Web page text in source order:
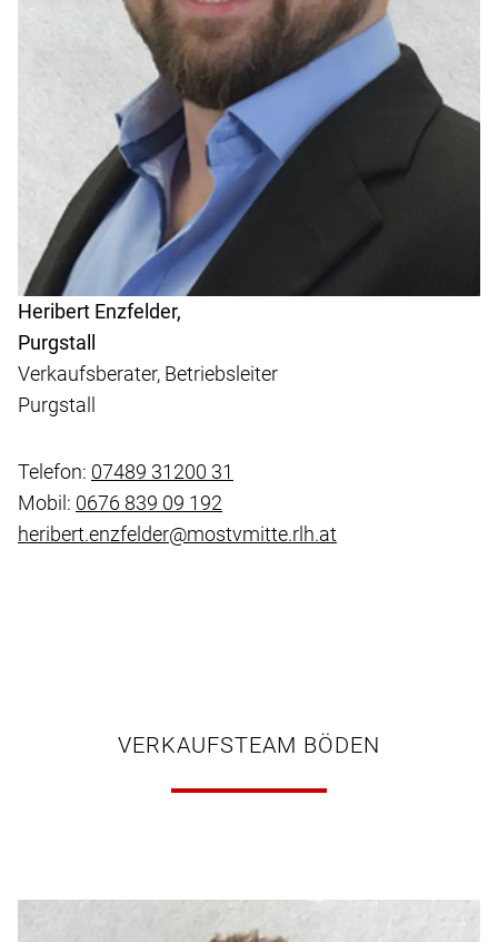
Heribert Enzfelder,
Purgstall
Verkaufsberater, Betriebsleiter
Purgstall
Telefon: 07489 31200 31
Mobil: 0676 839 09 192
heribert.enzfelder@mostvmitte.rlh.at
VERKAUFSTEAM BÖDEN